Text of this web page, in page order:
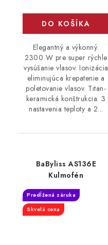
DO KOŠÍKA
Elegantný a výkonný.
2300 W pre super rýchle
vysúšanie vlasov. Ionizácia
eliminujúca krepatenie a
poletovanie vlasov. Titan-
keramická konštrukcia. 3
nastavenia teploty a 2...
BaByliss AS136E
Kulmofén
Predĺžená záruka
Skvelá cena